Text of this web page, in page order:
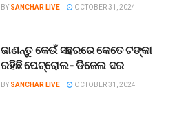
BY SANCHAR LIVE OCTOBER 31, 2024
ଜାଣନ୍ତୁ କେଉଁ ସହରରେ କେତେ ଟଙ୍କା
ରହିଛି ପେଟ୍ରୋଲ- ଡିଜେଲ ଦର
BY SANCHAR LIVE OCTOBER 31, 2024